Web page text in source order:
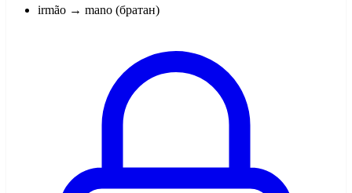
irmão → mano (братан)